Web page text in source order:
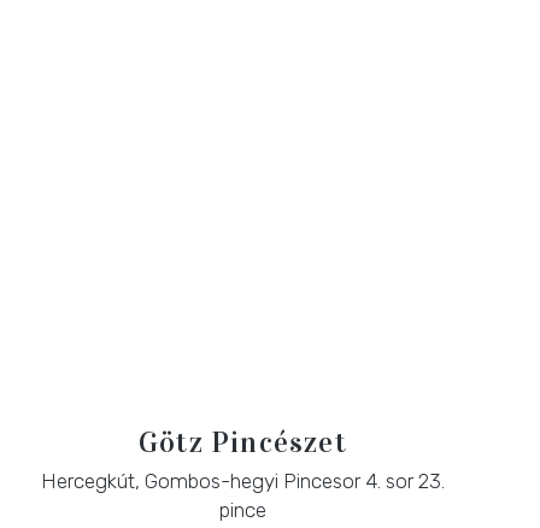
Götz Pincészet
Hercegkút, Gombos-hegyi Pincesor 4. sor 23.
pince